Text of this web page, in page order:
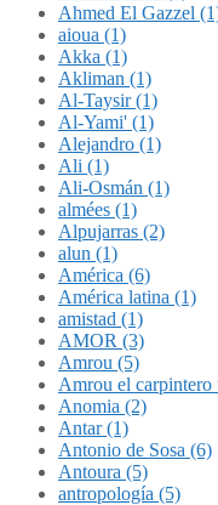
Ahmed El Gazzel
aioua (1)
Akka (1)
Akliman (1)
Al-Taysir (1)
Al-Yami' (1)
Alejandro (1)
Ali (1)
Ali-Osmán (1)
almées (1)
Alpujarras (2)
alun (1)
América (6)
América latina (1)
amistad (1)
AMOR (3)
Amrou (5)
Amrou el
Anomia (2)
Antar (1)
Antonio de Sosa (6)
Antoura (5)
antropología (5)